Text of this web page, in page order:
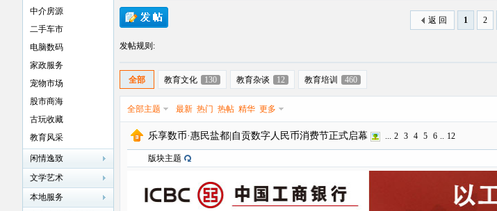
贡
中介房源
二手车市
电脑数码
家政服务
宠物市场
股市商海
古玩收藏
教育风采
闲情逸致
文学艺术
本地服务
1 2
返 回
发帖规则:
全部 教育文化 130 教育杂谈 12 教育培训 460
全部主题 最新 热门 热帖 精华 更多
乐享数币·惠民盐都|自贡数字人民币消费节正式启幕 ... 2 3 4 5 6 .. 12
版块主题